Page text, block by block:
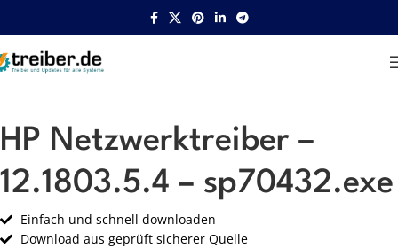
Startseite HP Netzwerk
HP Netzwerktreiber –
12.1803.5.4 – sp70432.exe
Einfach und schnell downloaden
Download aus geprüft sicherer Quelle